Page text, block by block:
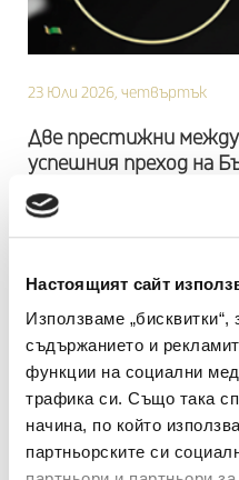
Настоящият сайт
Използваме
съдържанието и
функции на социални
трафика си. Също така
начина, по който
партньорските си
23 Юли 2026, четвъртък
Две престижни
успешния преход на
евро
БОРИКА и Ореn Way
Transformation Program by a